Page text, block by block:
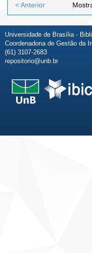
< Anterior
Universidade de Brasília -
Coordenadoria de Gestão da
(61) 3107-2683
repositorio@unb.br